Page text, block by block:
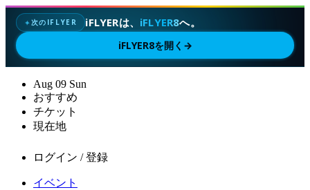
✦次のIFLYER iFLYERは、 iFLYER8へ。
iFLYER8を開く →
Aug 09 Sun
おすすめ
チケット
現在地
ログイン / 登録
イベント